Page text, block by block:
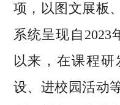
项，以图文展板
系统呈现自2023
以来，在课程
设、进校园活动